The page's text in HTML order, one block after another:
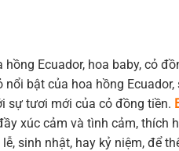
hiện
₫.
hồng Ecuador, hoa baby, cỏ
bật của hoa hồng
sự tươi mới của cỏ đồng tiền.
xúc cảm và tình cảm, thích
sinh nhật, hay kỷ niệm, để